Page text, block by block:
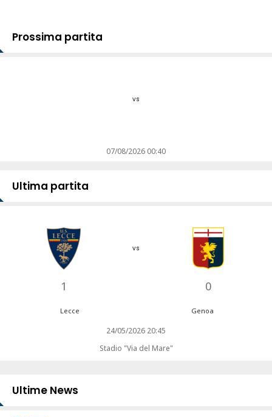
Prossima partita
vs
07/08/2026 00:40
Ultima partita
1
vs
0
Lecce Genoa
24/05/2026 20:45
Stadio "Via del Mare"
Ultime News